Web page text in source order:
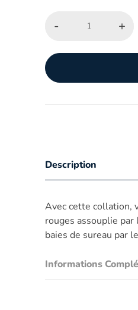
- +
Description
Avec cette collation,
rouges assouplie
baies de sureau par
Informations